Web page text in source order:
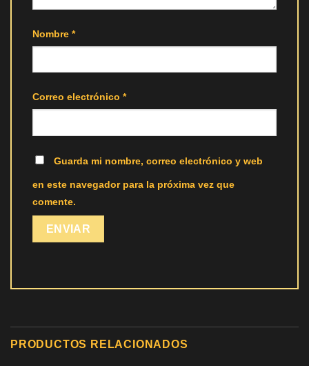
Nombre *
Correo electrónico *
Guarda mi nombre, correo electrónico y web
en este navegador para la próxima vez que
comente.
PRODUCTOS RELACIONADOS